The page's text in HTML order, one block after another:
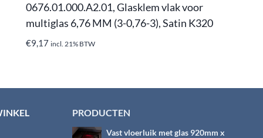
0676.01.000.A2.01, Glasklem vlak voor
multiglas 6,76 MM (3-0,76-3), Satin K320
€9,17 incl. 21% BTW
PRODUCTEN
Vast vloerluik met glas 920mm x